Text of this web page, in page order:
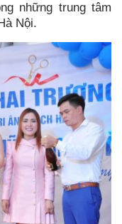
những trung tâm
Nội.